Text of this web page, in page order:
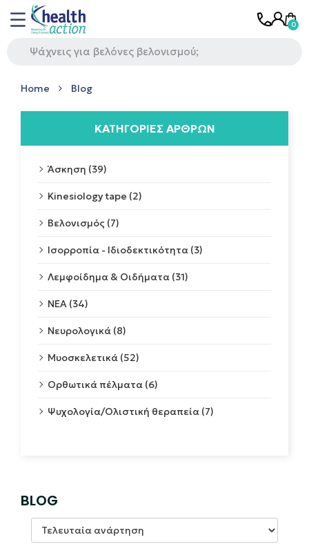
Home Blog
ΚΑΤΗΓΟΡΊΕΣ ΆΡΘΡΩΝ
Άσκηση (39)
Kinesiology tape (2)
Βελονισμός (7)
Ισορροπία - Ιδιοδεκτικότητα (3)
Λεμφοίδημα & Οιδήματα (31)
ΝΕΑ (34)
Νευρολογικά (8)
Μυοσκελετικά (52)
Ορθωτικά πέλματα (6)
Ψυχολογία/Ολιστική θεραπεία (7)
BLOG